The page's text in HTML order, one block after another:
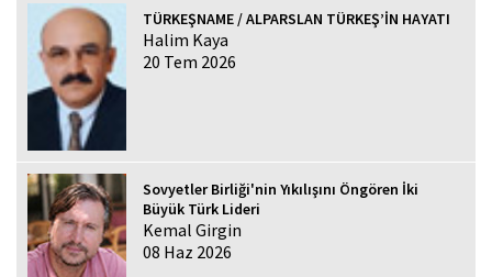
TÜRKEŞNAME / ALPARSLAN TÜRKEŞ’İN HAYATI
Halim Kaya
20 Tem 2026
Sovyetler Birliği'nin Yıkılışını Öngören İki
Büyük Türk Lideri
Kemal Girgin
08 Haz 2026